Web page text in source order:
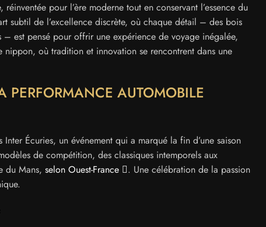
pour l’ère moderne tout en conservant l’essence du
subtil de l’excellence discrète, où chaque détail – des bois
est pensé pour offrir une expérience de voyage inégalée,
nippon, où tradition et innovation se rencontrent dans une
PERFORMANCE AUTOMOBILE
Écuries, un événement qui a marqué la fin d’une saison
de compétition, des classiques intemporels aux
du Mans, selon Ouest-France
. Une célébration de la passion